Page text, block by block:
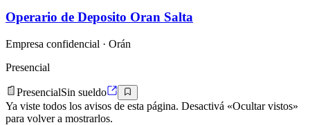
Operario de Deposito Oran Salta
Empresa confidencial · Orán
Presencial
PresencialSin sueldo
Ya viste todos los avisos de esta página. Desactivá «Ocultar vistos»
para volver a mostrarlos.